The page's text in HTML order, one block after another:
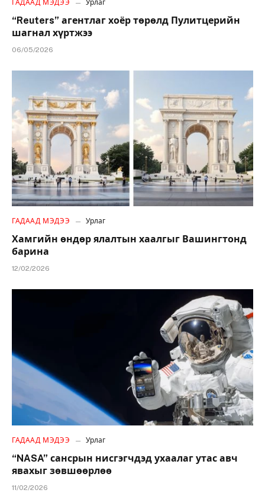
ГАДААД МЭДЭЭ Урлаг
“Reuters” агентлаг хоёр төрөлд Пулитцерийн
шагнал хүртжээ
06/05/2026
ГАДААД МЭДЭЭ Урлаг
Хамгийн өндөр ялалтын хаалгыг Вашингтонд
барина
12/02/2026
ГАДААД МЭДЭЭ Урлаг
“NASA” сансрын нисгэгчдэд ухаалаг утас авч
явахыг зөвшөөрлөө
11/02/2026